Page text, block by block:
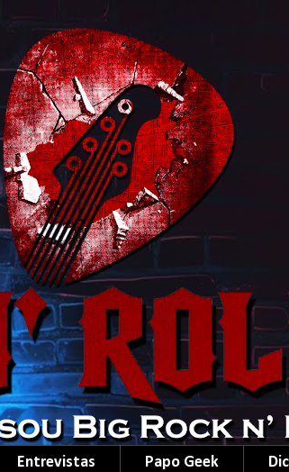
Entrevistas Papo Geek